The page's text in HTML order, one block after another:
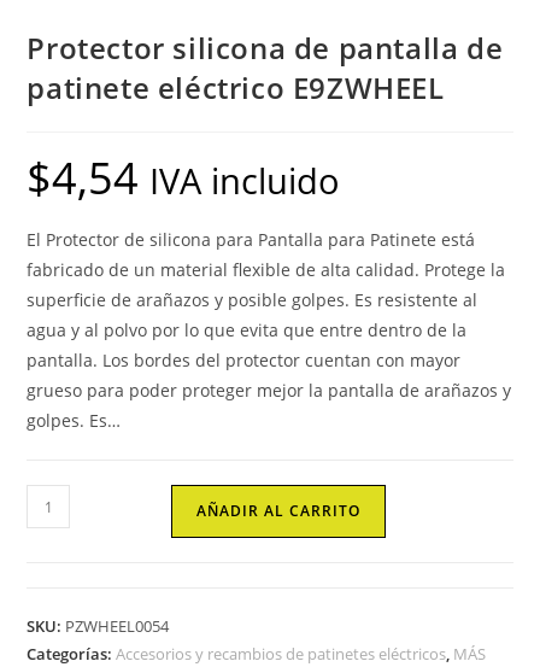
Protector silicona de pantalla de
patinete eléctrico E9ZWHEEL
$4,54 IVA incluido
El Protector de silicona para Pantalla para Patinete está
fabricado de un material flexible de alta calidad. Protege la
superficie de arañazos y posible golpes. Es resistente al
agua y al polvo por lo que evita que entre dentro de la
pantalla. Los bordes del protector cuentan con mayor
grueso para poder proteger mejor la pantalla de arañazos y
golpes. Es…
Protector
silicona
de
patinete
AÑADIR AL CARRITO
SKU: PZWHEEL0054
Categorías:Accesorios y recambios de patinetes eléctricos, MÁS